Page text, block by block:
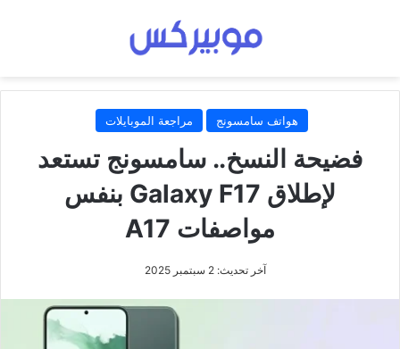
هواتف سامسونج مراجعة الموبايلات
فضيحة النسخ.. سامسونج تستعد
لإطلاق Galaxy F17 بنفس
مواصفات A17
آخر تحديث: 2 سبتمبر 2025